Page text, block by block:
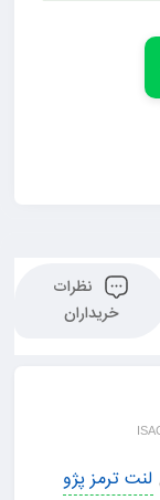
نظرات
خریداران
لنت ترمز پژو